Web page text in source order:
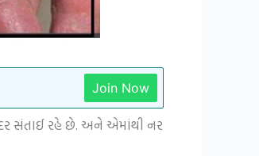
Join Now
સંતાઈ રહે છે. અને એમાંથી નર